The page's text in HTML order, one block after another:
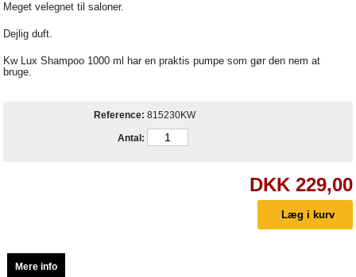
Meget velegnet til saloner.
Dejlig duft.
Kw Lux Shampoo 1000 ml har en praktis pumpe som gør den nem at
bruge.
Reference: 815230KW
Antal:
DKK 229,00
Mere info